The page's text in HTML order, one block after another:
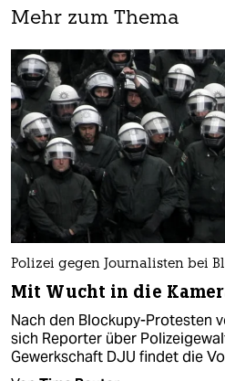
Mehr zum Thema
Polizei gegen Journalisten bei
Mit Wucht in die
Nach den Blockupy-Protesten
sich Reporter über
Gewerkschaft DJU findet die